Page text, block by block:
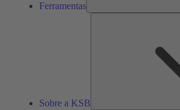
Ferramentas
Sobre a KSB